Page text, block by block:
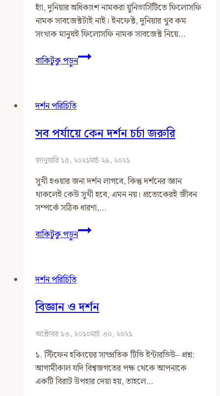
হ্যাঁ, দুনিয়ার অধিকাংশ নামকরা য়ুনিভার্সিটিতে ফিলোসফি
নামক সাবজেক্টটাই নাই। ইনফেক্ট, দুনিয়ার খুব কম
সংখ্যক মানুষই ফিলোসফি নামক সাবজেক্ট নিয়ে…
বাকিটুকু পড়ুনআন্তর্জাতিক
দর্শন
দর্শন পরিচিতি
সব পর্যায়ে কেন দর্শন চর্চা জরুরি
জানুয়ারি ১৫, ২০২১মার্চ ২৯, ২০২১
সুখী হওয়ার জন্য দর্শন লাগবে, কিন্তু দর্শনের জ্ঞান
থাকলেই কেউ সুখী হবে, এমন নয়। প্রত্যেকেরই জীবন
সম্পর্কে সঠিক ধারণা,…
বাকিটুকু পড়ুনসব
পর্যায়ে
দর্শন পরিচিতি
বিজ্ঞান ও দর্শন
অক্টোবর ১৩, ২০১০মার্চ ৩০, ২০২১
১. স্টিফেন হকিংয়ের সাম্প্রতিক টিভি ইন্টারভিউ– প্রশ্ন:
আগামীকাল যদি বিশ্বজগতের পক্ষ থেকে আপনাকে
একটি বিরাট উপহার দেয়া হয়, তাহলে…